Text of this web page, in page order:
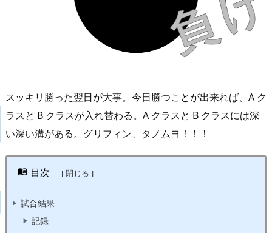
スッキリ勝った翌日が大事。今日勝つことが出来れば、A ク
ラスと B クラスが入れ替わる。A クラスと B クラスには深
い深い溝がある。グリフィン、タノムヨ！！！
目次
試合結果
記録